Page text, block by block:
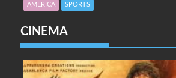
AMERICA SPORTS
CINEMA